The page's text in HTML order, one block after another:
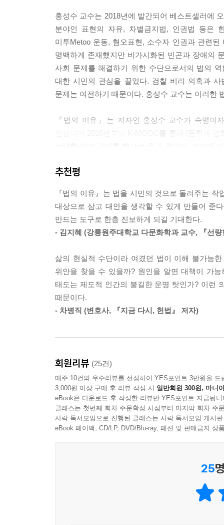
--- p.103
더욱이 인간다운 사형 집행 방법은 없습니다. 그
하다는 점에서 별다를 바 없는 것입니다.
--- p.131
저는 역사 부정죄의 정당성 근거를 크게 네 가지
한다는 것입니다. 세 번째는 인간 존엄 논거입니
민사소송의 목표는 양 당사자가 타협하여 최선의
송이 고도로 발달한 미국에서는 95퍼센트가 소송
다른 민사소송의 특징이기도 합니다.
--- p.164
그런데 포샤의 판결은 두 가지 측면에서 문제가
무효로 보는 것이 합당합니다. 그렇다면 샤일록
을 하지 않아도 되었습니다. 재판을 시작할 때 바
--- p.199
--- p.211
그러니까 우리 법은 한편으로는 노동3권을 통해서
노동자의 권리를 보호하고 있는 것이죠.
--- p.241
의 도움을 얻어야만 한다면, 그 상황을 두고 ‘평등
사실 유럽 국가들 중에는 혐오표현을 형사처벌하
홍성수 교수는 2018년에 발간되어 베스트셀러에
분야인 표현의 자유, 차별금지법, 인권법 등은
미투Metoo 운동, 혐오표현, 소수자 인권과 관련
명백하게 존재했지만 비가시화된 빈곤과 장애의
사회 문제를 해결하기 위한 수단으로서의 법의
대한 시민의 관심을 끌었다. 검찰 비리 의혹과
문제는 여전하기 때문이다. 홍성수 교수는 이러한
『법의 이유』는 저자인 홍성수 교수가 숙명여
선택한 인기 강의를 책으로 옮긴 것이다. 저자에
관계를 살피고, 우리 현실에 맞닿아 있는 법의
보완함으로써 법이 제정된 궁극적인 목적인 평등
양형, 사형, 사법 개혁, 표현의 자유, 차별금지법 등
지금 가장 뜨거운 법적 쟁점을 영화와 함께 살펴본
『법의 이유』는 영화에서 볼 수 있는 다양한 상
일상에서 법의 역할을 생각해 볼 수 있게 했다. 이
의해 가능하지만, 사회의 안녕이라는 목적하에
「법정에서 정의가 실현될 수 있을까」에서는 영
밖에 법정에 투명성을 높이는 방법을, 2장 「사
교정이라면 현재의 교도소는 어떤 모습이 되어야
가장 강력한 처벌로서 사형이 어떤 실효성이
있을까」에서는 홀로코스트와 5.18광주민주화
소송으로 번지는 것이 사회적으로 어떠한 논쟁을
2부 ‘권리와 자유’에서는 민사, 차별금지, 표현
갈등이 어떠한 불균형을 내포하고 있는지, 이러
개인들의 약속」은 윌리엄 셰익스피어의 유명
포샤의 사례가 법적으로 부당하다는 주장을 흥
추천평
『법의 이유』는 법을 시민의 것으로 돌려주는
대상으로 삼고 대안을 생각할 수 있게 만들어 준
만드는 도구로 한층 진보하게 되길 기대한다.
- 김지혜 (강릉원주대학교 다문화학과 교수, 『선
삶의 현실적 수단이라 여겼던 법이 이해 불가능
위안을 찾을 수 있을까? 원인을 알면 대책이 가
태도는 제도적 인간의 불길한 운명 탓인가? 이런
때문이다.
- 차병직 (변호사, 『지금 다시, 헌법』 저자)
회원리뷰 (25건)
매주 10건의 우수리뷰를 선정하여 YES포인트 3만원을 드
3,000원 이상 구매 후 리뷰 작성 시 일반회원 300원, 마니
eBook은 다운로드 후 작성한 리뷰만 YES포인트 지급됩니
클래스는 첫번째 회차 주문확정 시점부터 마지막 회차 주
사락 독서모임으로 진행된 클래스는 사락 독서모임 게시
eBook 페이백, CD/LP, DVD/Blu-ray, 패션 및 판매금지 상
25